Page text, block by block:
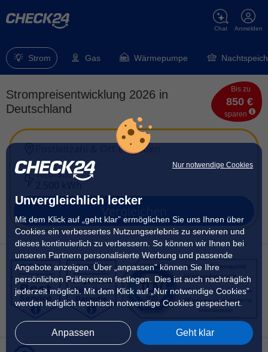
Nur notwendige Cookies
Unvergleichlich lecker
Mit dem Klick auf „geht klar” ermöglichen Sie uns Ihnen über
Cookies ein verbessertes Nutzungserlebnis zu servieren und
dieses kontinuierlich zu verbessern. So können wir Ihnen bei
unseren Partnern personalisierte Werbung und passende
Angebote anzeigen. Über „anpassen” können Sie Ihre
persönlichen Präferenzen festlegen. Dies ist auch nachträglich
jederzeit möglich. Mit dem Klick auf „Nur notwendige Cookies”
werden lediglich technisch notwendige Cookies gespeichert.
Anpassen Geht klar
Anmelden
Chat
Strom Gas Wärmepumpe
Strompreisentwicklung 2026 in
Deutschland
Bis zu
850 €
sparen
Postleitzahl & Ort eingeben
Verbrauch
2.500 kWh